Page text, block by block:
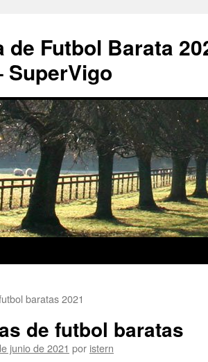
de Futbol Barata
SuperVigo
baratas 2021
de futbol baratas
junio de 2021 por istern